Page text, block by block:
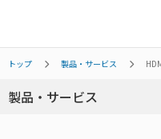
トップ 製品・サービス
製品・サービス